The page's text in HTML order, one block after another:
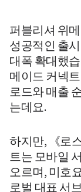
퍼블리셔 위
성공적인 출
대폭 확대했
메이드 커넥
로드와 매출
는데요.
하지만, 《로
트는 모바일
오르며, 미호
로벌 대표 서